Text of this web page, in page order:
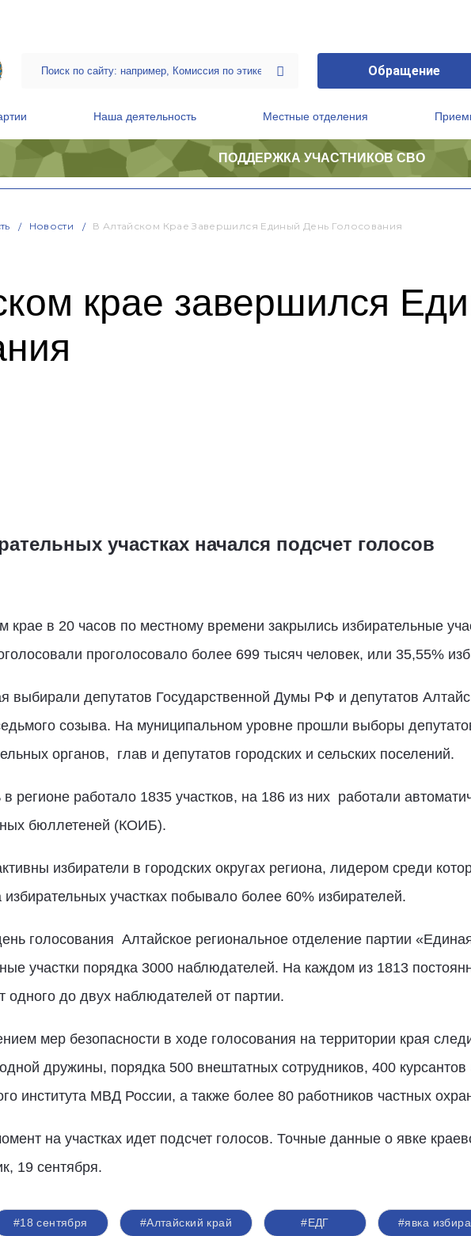
Обращение
Наша деятельность Местные отделения
ПОДДЕРЖКА УЧАСТНИКОВ СВО
Новости В Алтайском Крае Завершился Единый День Голосования
крае завершился
участках начался подсчет голосов
крае в 20 часов по местному времени закрылись избирательные
проголосовало более 699 тысяч человек, или 35,55%
выбирали депутатов Государственной Думы РФ и депутатов
созыва. На муниципальном уровне прошли выборы
органов, глав и депутатов городских и сельских поселений.
в регионе работало 1835 участков, на 186 из них работали
бюллетеней (КОИБ).
избиратели в городских округах региона, лидером среди
избирательных участках побывало более 60% избирателей.
голосования Алтайское региональное отделение партии
участки порядка 3000 наблюдателей. На каждом из 1813
одного до двух наблюдателей от партии.
мер безопасности в ходе голосования на территории края
дружины, порядка 500 внештатных сотрудников, 400 курсантов
института МВД России, а также более 80 работников частных
на участках идет подсчет голосов. Точные данные о явке
19 сентября.
#18 сентября #Алтайский край #ЕДГ #явка